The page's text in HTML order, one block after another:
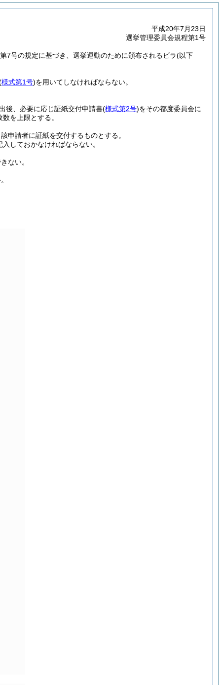
平成20年7月23日
選挙管理委員会規程第1号
7号の規定に基づき、選挙運動のために頒布されるビラ(以下
様式第1号)を用いてしなければならない。
後、必要に応じ証紙交付申請書(様式第2号)をその都度委員会に
を上限とする。
申請者に証紙を交付するものとする。
しておかなければならない。
ない。